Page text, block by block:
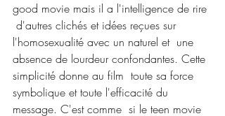
good movie mais il a l'intelligence de rire
d'autres clichés et idées reçues sur
l'homosexualité avec un naturel et  une
absence de lourdeur confondantes. Cette
simplicité donne au film  toute sa force
symbolique et toute l'efficacité du
message. C'est comme  si le teen movie